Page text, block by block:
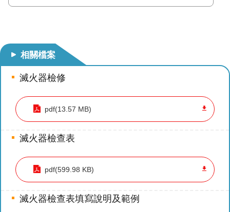
區
力
園
地
府
資
公
公
公
相關檔案
滅火器檢修
pdf(13.57 MB)
滅火器檢查表
pdf(599.98 KB)
滅火器檢查表填寫說明及範例